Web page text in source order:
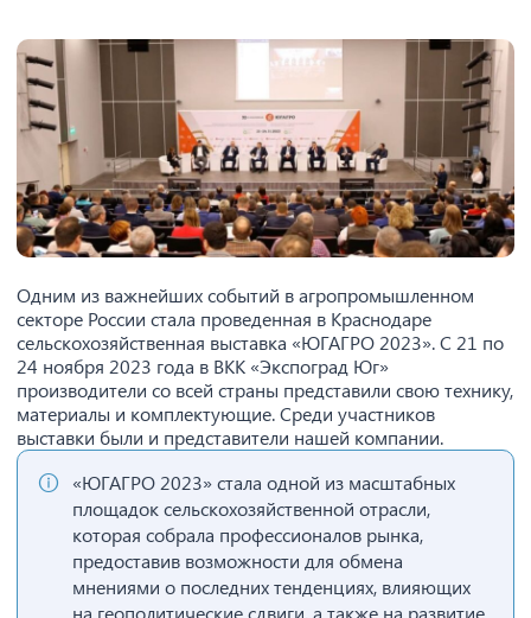
Одним из важнейших событий в агропромышленном
секторе России стала проведенная в Краснодаре
сельскохозяйственная выставка «ЮГАГРО 2023». С 21 по
24 ноября 2023 года в ВКК «Экспоград Юг»
производители со всей страны представили свою технику,
материалы и комплектующие. Среди участников
выставки были и представители нашей компании.
«ЮГАГРО 2023» стала одной из масштабных
площадок сельскохозяйственной отрасли,
которая собрала профессионалов рынка,
предоставив возможности для обмена
мнениями о последних тенденциях, влияющих
на геополитические сдвиги, а также на развитие